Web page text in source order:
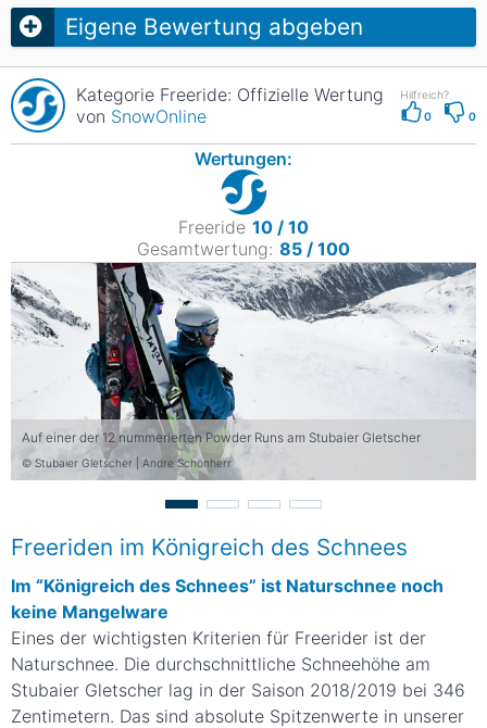
Eigene Bewertung abgeben
Kategorie Freeride: Offizielle Wertung
von SnowOnline
Hilfreich?
0
0
Wertungen:
Freeride 10 / 10
Gesamtwertung: 85 / 100
Auf einer der 12 nummerierten Powder Runs am Stubaier Gletscher
© Stubaier Gletscher | Andre Schönherr
Freeriden im Königreich des Schnees
Im “Königreich des Schnees” ist Naturschnee noch
keine Mangelware
Eines der wichtigsten Kriterien für Freerider ist der
Naturschnee. Die durchschnittliche Schneehöhe am
Stubaier Gletscher lag in der Saison 2018/2019 bei 346
Zentimetern. Das sind absolute Spitzenwerte in unserer